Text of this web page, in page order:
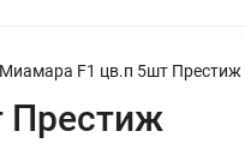
F1 цв.п 5шт Престиж
Престиж